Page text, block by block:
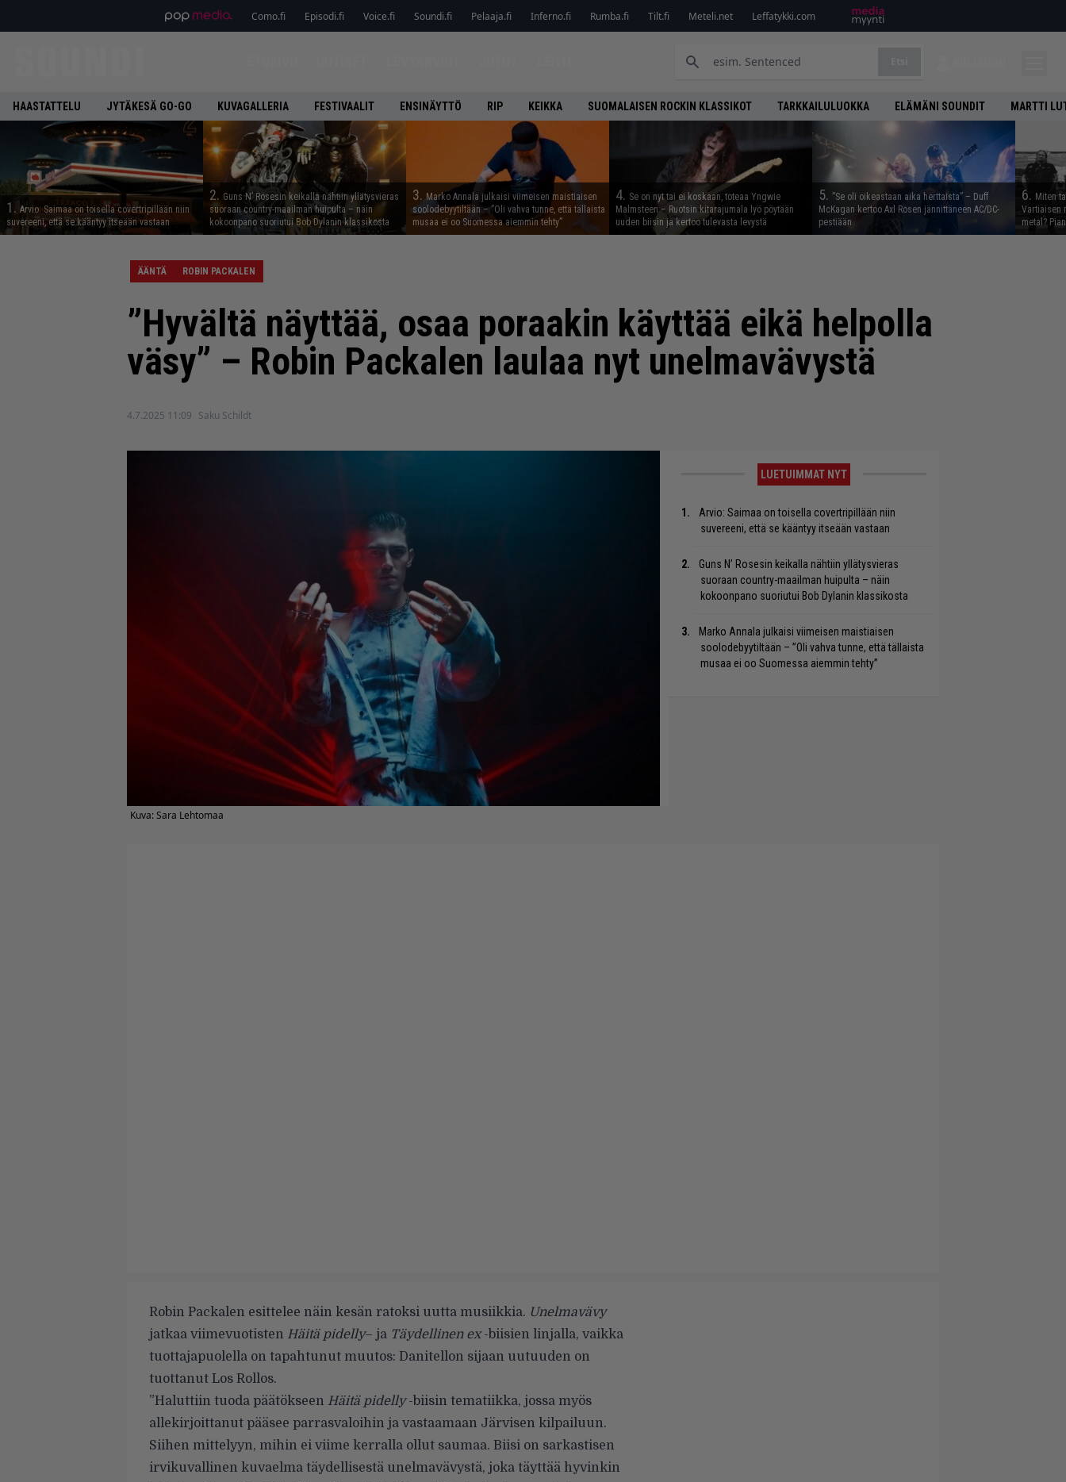
Como.fi Episodi.fi Voice.fi Soundi.fi Pelaaja.fi Inferno.fi Rumba.fi Tilt.fi Meteli.net Leffatykki.com
HAASTATTELU JYTÄKESÄ GO-GO KUVAGALLERIA FESTIVAALIT ENSINÄYTTÖ RIP KEIKKA SUOMALAISEN ROCKIN KLASSIKOT TARKKAILULUOKKA ELÄMÄNI SOUNDIT MARTTI
1. Arvio: Saimaa on toisella covertripillään niin
suvereeni, että se kääntyy itseään vastaan
2. Guns N’ Rosesin keikalla nähtiin yllätysvieras
suoraan country-maailman huipulta – näin
kokoonpano suoriutui Bob Dylanin klassikosta
3. Marko Annala julkaisi viimeisen maistiaisen
soolodebyytiltään – ”Oli vahva tunne, että tällaista
musaa ei oo Suomessa aiemmin tehty”
4. Se on nyt tai ei koskaan, toteaa Yngwie
Malmsteen – Ruotsin kitarajumala lyö pöytään
uuden biisin ja kertoo tulevasta levystä
5. ”Se oli oikeastaan aika herttaista” – Duff
McKagan kertoo Axl Rosen jännittäneen AC/DC-
pestiään
6. Miten
Vartiaisen
metal?
ÄÄNTÄ ROBIN PACKALEN
”Hyvältä näyttää, osaa poraakin käyttää eikä helpolla
väsy” – Robin Packalen laulaa nyt unelmavävystä
4.7.2025 11:09 Saku Schildt
Kuva: Sara Lehtomaa
LUETUIMMAT NYT
Arvio: Saimaa on toisella covertripillään niin
suvereeni, että se kääntyy itseään vastaan
Guns N’ Rosesin keikalla nähtiin yllätysvieras
suoraan country-maailman huipulta – näin
kokoonpano suoriutui Bob Dylanin klassikosta
Marko Annala julkaisi viimeisen maistiaisen
soolodebyytiltään – ”Oli vahva tunne, että tällaista
musaa ei oo Suomessa aiemmin tehty”
Robin Packalen esittelee näin kesän ratoksi uutta musiikkia. Unelmavävy
jatkaa viimevuotisten Häitä pidelly– ja Täydellinen ex-biisien linjalla, vaikka
tuottajapuolella on tapahtunut muutos: Danitellon sijaan uutuuden on
tuottanut Los Rollos.
”Haluttiin tuoda päätökseen Häitä pidelly-biisin tematiikka, jossa myös
allekirjoittanut pääsee parrasvaloihin ja vastaamaan Järvisen kilpailuun.
Siihen mittelyyn, mihin ei viime kerralla ollut saumaa. Biisi on sarkastisen
irvikuvallinen kuvaelma täydellisestä unelmavävystä, joka täyttää hyvinkin